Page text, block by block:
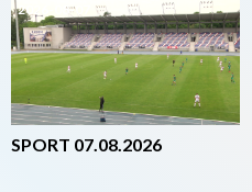
2026-08-07
SPORT 07.08.2026